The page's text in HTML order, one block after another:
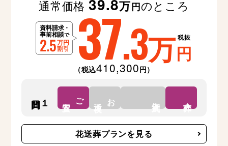
通常価格 39.8万円のところ
37.3万円
税抜
（税込410,300円）
ご お
花送葬プランを見る